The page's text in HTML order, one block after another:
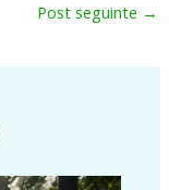
Post seguinte →